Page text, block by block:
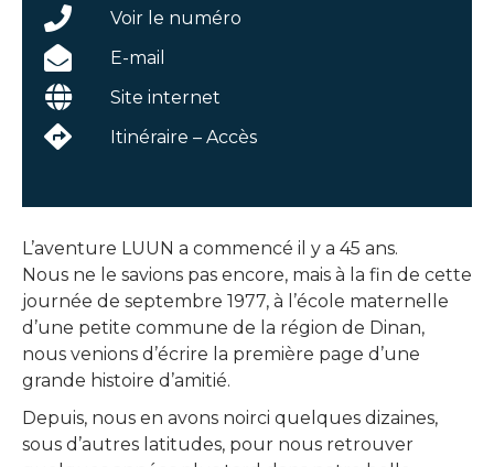
L’aventure LUUN a commencé il y a 45 ans.
Nous ne le savions pas encore, mais à la fin de cette
journée de septembre 1977, à l’école maternelle
d’une petite commune de la région de Dinan,
nous venions d’écrire la première page d’une
grande histoire d’amitié.
Depuis, nous en avons noirci quelques dizaines,
sous d’autres latitudes, pour nous retrouver
Voir le numéro
E-mail
Site internet
Itinéraire – Accès